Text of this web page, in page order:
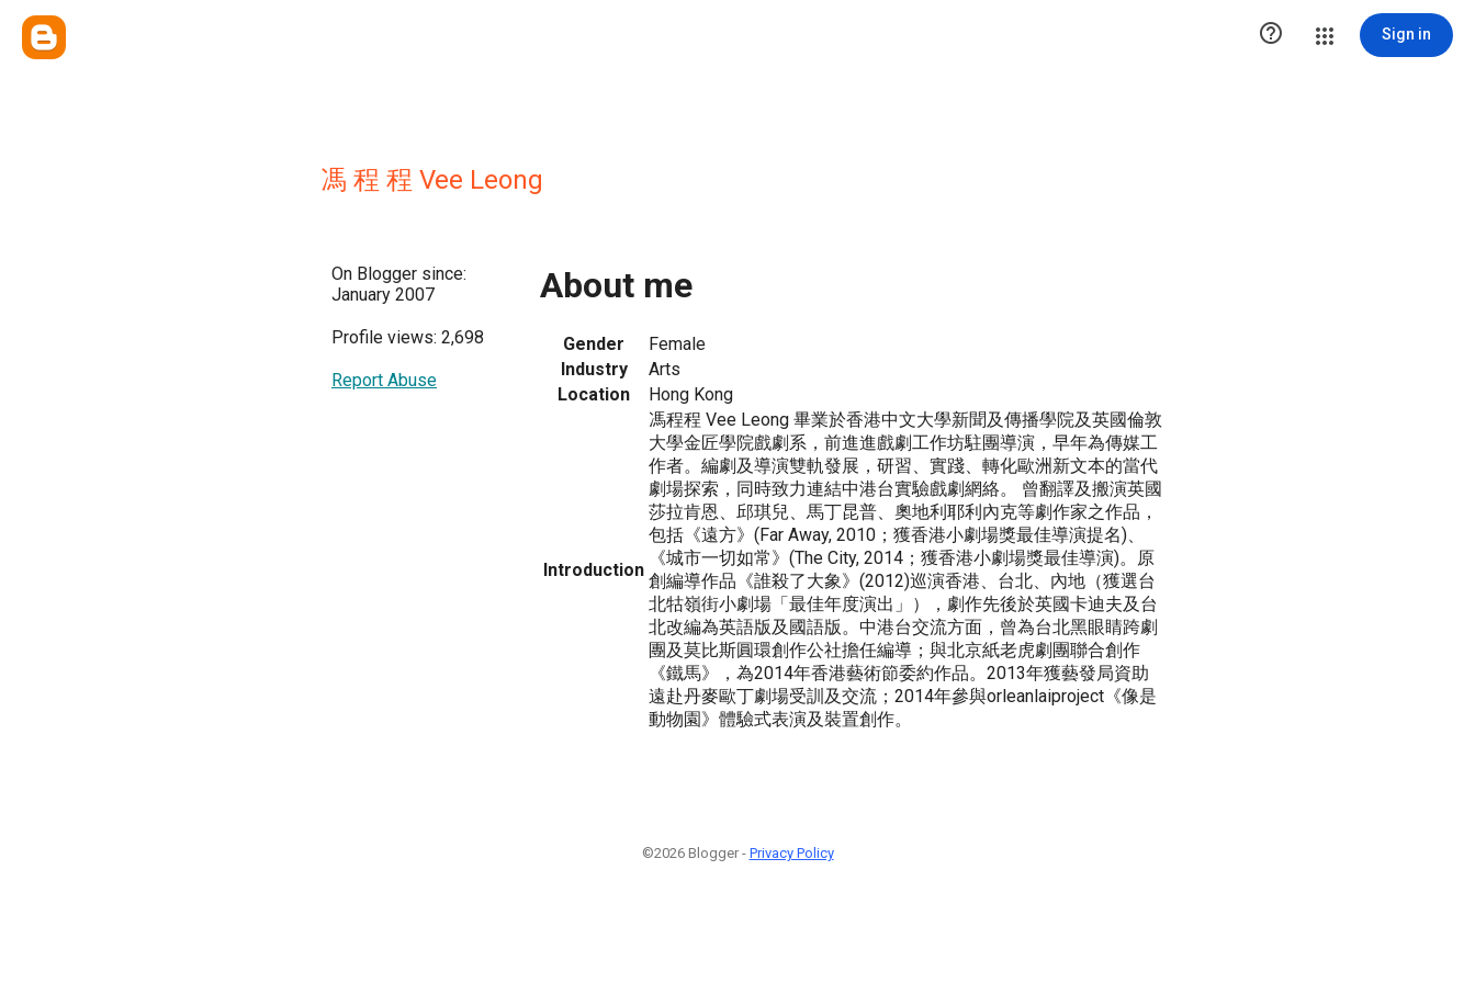
 Sign in
馮 程 程 Vee Leong
On Blogger since:
January 2007
Profile views: 2,698
Report Abuse
About me
Gender
Female
Industry
Arts
Location
Hong Kong
Introduction
馮程程 Vee Leong 畢業於香港中文大學新聞及傳播學院及英國倫敦
大學金匠學院戲劇系，前進進戲劇工作坊駐團導演，早年為傳媒工
作者。編劇及導演雙軌發展，研習、實踐、轉化歐洲新文本的當代
劇場探索，同時致力連結中港台實驗戲劇網絡。 曾翻譯及搬演英國
莎拉肯恩、邱琪兒、馬丁昆普、奧地利耶利內克等劇作家之作品，
包括《遠方》(Far Away, 2010；獲香港小劇場獎最佳導演提名)、
《城市一切如常》(The City, 2014；獲香港小劇場獎最佳導演)。原
創編導作品《誰殺了大象》(2012)巡演香港、台北、內地（獲選台
北牯嶺街小劇場「最佳年度演出」），劇作先後於英國卡迪夫及台
北改編為英語版及國語版。中港台交流方面，曾為台北黑眼睛跨劇
團及莫比斯圓環創作公社擔任編導；與北京紙老虎劇團聯合創作
《鐵馬》，為2014年香港藝術節委約作品。2013年獲藝發局資助
遠赴丹麥歐丁劇場受訓及交流；2014年參與orleanlaiproject《像是
動物園》體驗式表演及裝置創作。
©2026 Blogger - Privacy Policy